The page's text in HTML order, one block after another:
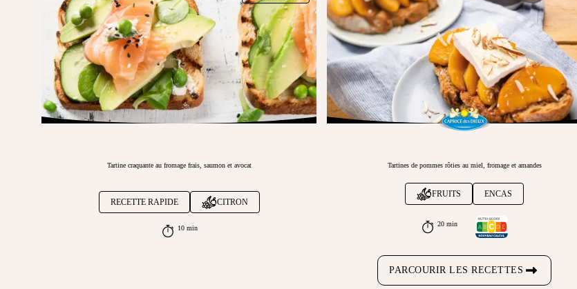
Tartine craquante au fromage frais, saumon et avocat
RECETTE RAPIDE CITRON
10 min
Tartines de pommes rôties au miel, fromage et amandes
FRUITS ENCAS
20 min
PARCOURIR LES RECETTES